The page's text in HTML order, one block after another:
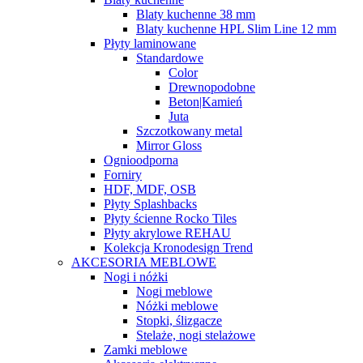
Blaty kuchenne 38 mm
Blaty kuchenne HPL Slim Line 12 mm
Płyty laminowane
Standardowe
Color
Drewnopodobne
Beton|Kamień
Juta
Szczotkowany metal
Mirror Gloss
Ognioodporna
Forniry
HDF, MDF, OSB
Płyty Splashbacks
Płyty ścienne Rocko Tiles
Płyty akrylowe REHAU
Kolekcja Kronodesign Trend
AKCESORIA MEBLOWE
Nogi i nóżki
Nogi meblowe
Nóżki meblowe
Stopki, ślizgacze
Stelaże, nogi stelażowe
Zamki meblowe